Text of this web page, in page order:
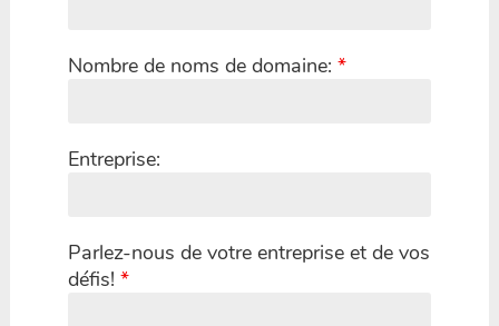
Nombre de noms de domaine: *
Entreprise:
Parlez-nous de votre entreprise et de vos
défis! *